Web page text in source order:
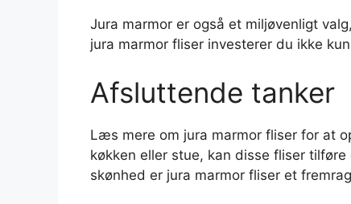
Jura marmor er også et miljøvenligt
jura marmor fliser investerer du ikke
Afsluttende tanker
Læs mere om jura marmor fliser for at
køkken eller stue, kan disse fliser
skønhed er jura marmor fliser et